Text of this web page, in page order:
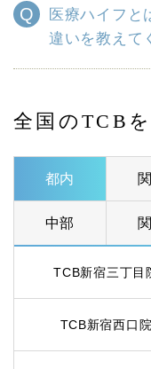
医療ハイフと
違いを教えて
全国のTCB
都内
中部
TCB新宿三丁目
TCB新宿西口院